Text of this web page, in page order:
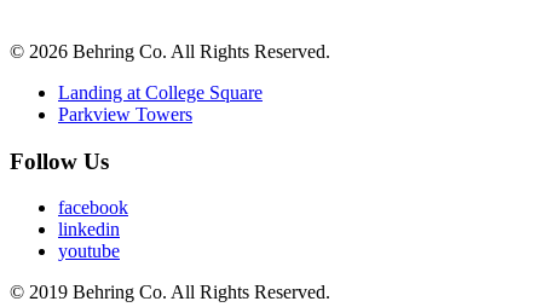
© 2026 Behring Co. All Rights Reserved.
Landing at College Square
Parkview Towers
Follow Us
facebook
linkedin
youtube
© 2019 Behring Co. All Rights Reserved.